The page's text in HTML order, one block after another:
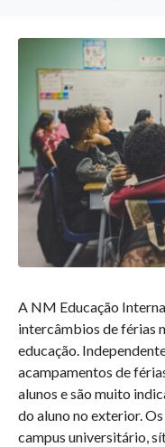
A NM Educação
intercâmbios de férias
educação.
acampamentos de
alunos e são muito
do aluno no exterior.
campus universitário,